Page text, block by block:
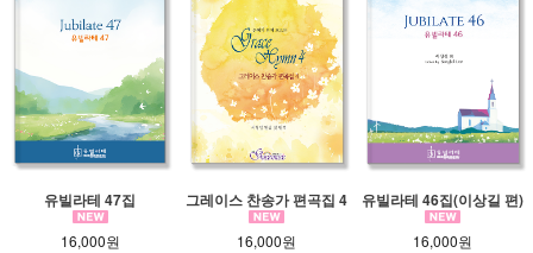
유빌라테 47집
16,000원
그레이스 찬송가 편곡집 4
16,000원
유빌라테 46집(이상길 편)
16,000원